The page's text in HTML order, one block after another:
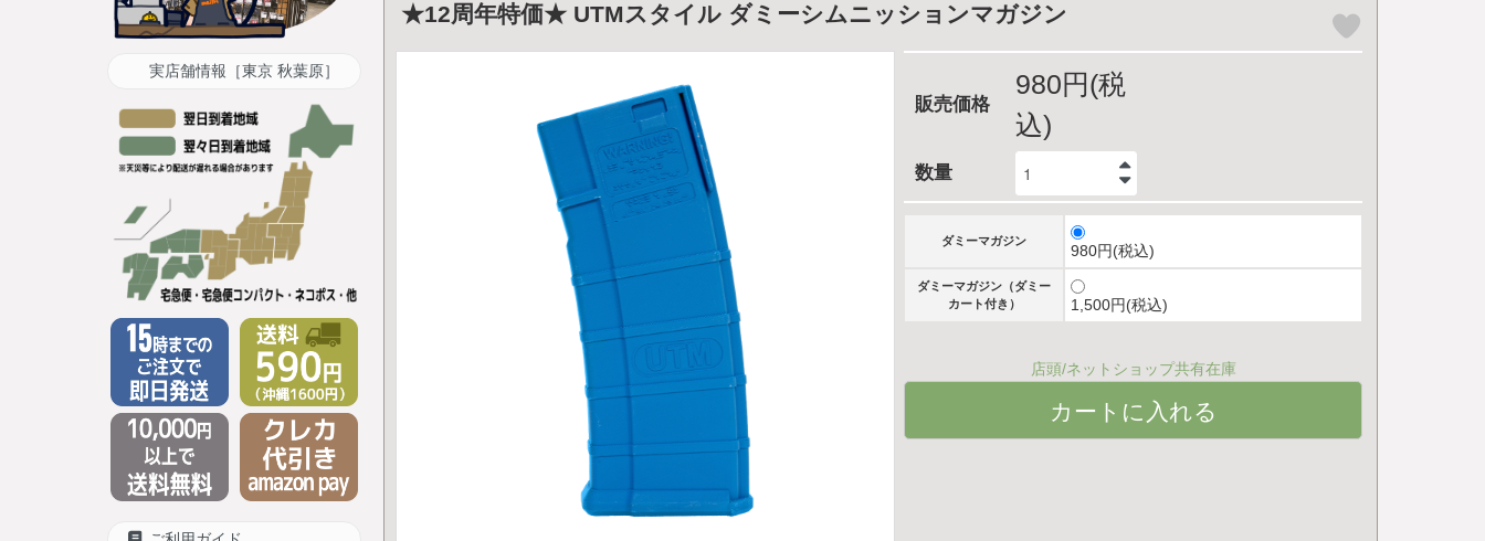
★12周年特価★ UTMスタイル ダミーシムニッションマガジン
販売価格
980円(税
込)
数量
ダミーマガジン
980円(税込)
ダミーマガジン（ダミー
カート付き）
1,500円(税込)
店頭/ネットショップ共有在庫
実店舗情報［東京 秋葉原］